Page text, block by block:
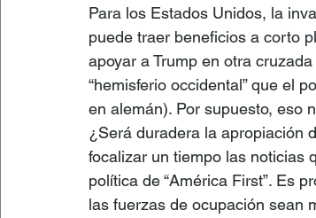
Para los Estados Unidos, la
puede traer beneficios a corto
apoyar a Trump en otra
“hemisferio occidental” que el
en alemán). Por supuesto, eso
¿Será duradera la apropiación
focalizar un tiempo las noticias
política de “América First”. Es
las fuerzas de ocupación sean